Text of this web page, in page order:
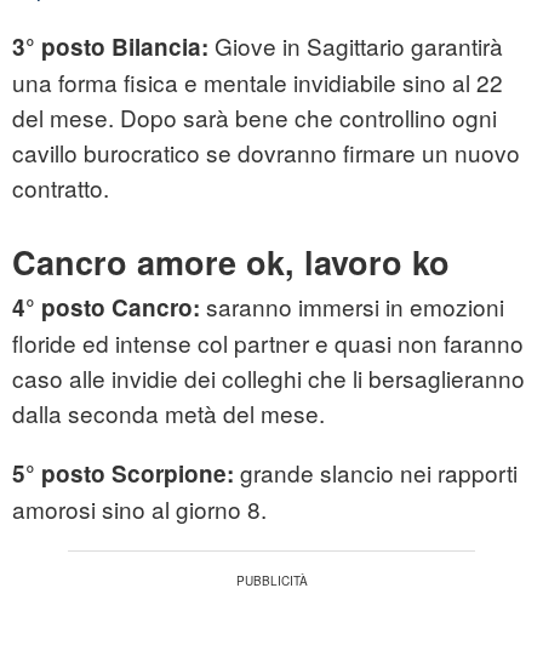
3° posto Bilancia: Giove in Sagittario garantirà
una forma fisica e mentale invidiabile sino al 22
del mese. Dopo sarà bene che controllino ogni
cavillo burocratico se dovranno firmare un nuovo
contratto.
Cancro amore ok, lavoro ko
4° posto Cancro: saranno immersi in emozioni
floride ed intense col partner e quasi non faranno
caso alle invidie dei colleghi che li bersaglieranno
dalla seconda metà del mese.
5° posto Scorpione: grande slancio nei rapporti
amorosi sino al giorno 8.